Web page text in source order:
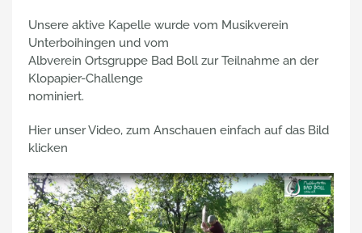
Unsere aktive Kapelle wurde vom Musikverein
Unterboihingen und vom
Albverein Ortsgruppe Bad Boll zur Teilnahme an der
Klopapier-Challenge
nominiert.
Hier unser Video, zum Anschauen einfach auf das Bild
klicken